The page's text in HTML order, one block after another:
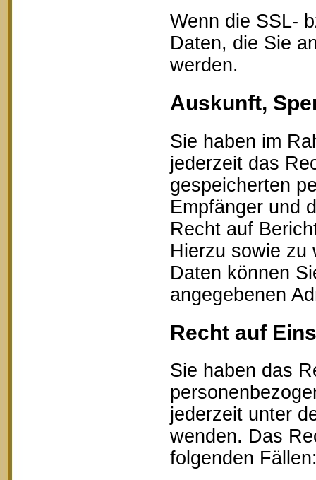
Wenn die SSL-
Daten, die Sie
werden.
Auskunft,
Sie haben im
jederzeit das
gespeicherten
Empfänger und
Recht auf
Hierzu sowie zu
Daten können
angegebenen
Recht auf
Sie haben das
jederzeit unter
wenden. Das
folgenden